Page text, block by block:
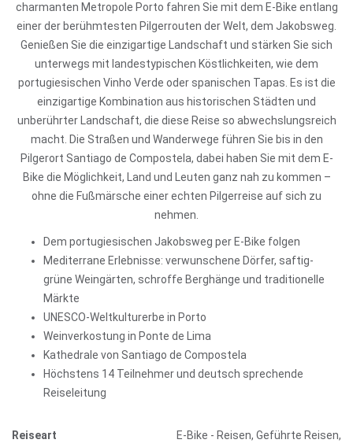
charmanten Metropole Porto fahren Sie mit dem E-Bike entlang
einer der berühmtesten Pilgerrouten der Welt, dem Jakobsweg.
Genießen Sie die einzigartige Landschaft und stärken Sie sich
unterwegs mit landestypischen Köstlichkeiten, wie dem
portugiesischen Vinho Verde oder spanischen Tapas. Es ist die
einzigartige Kombination aus historischen Städten und
unberührter Landschaft, die diese Reise so abwechslungsreich
macht. Die Straßen und Wanderwege führen Sie bis in den
Pilgerort Santiago de Compostela, dabei haben Sie mit dem E-
Bike die Möglichkeit, Land und Leuten ganz nah zu kommen –
ohne die Fußmärsche einer echten Pilgerreise auf sich zu
nehmen.
Dem portugiesischen Jakobsweg per E-Bike folgen
Mediterrane Erlebnisse: verwunschene Dörfer, saftig-
grüne Weingärten, schroffe Berghänge und traditionelle
Märkte
UNESCO-Weltkulturerbe in Porto
Weinverkostung in Ponte de Lima
Kathedrale von Santiago de Compostela
Höchstens 14 Teilnehmer und deutsch sprechende
Reiseleitung
Reiseart
E-Bike - Reisen, Geführte Reisen,